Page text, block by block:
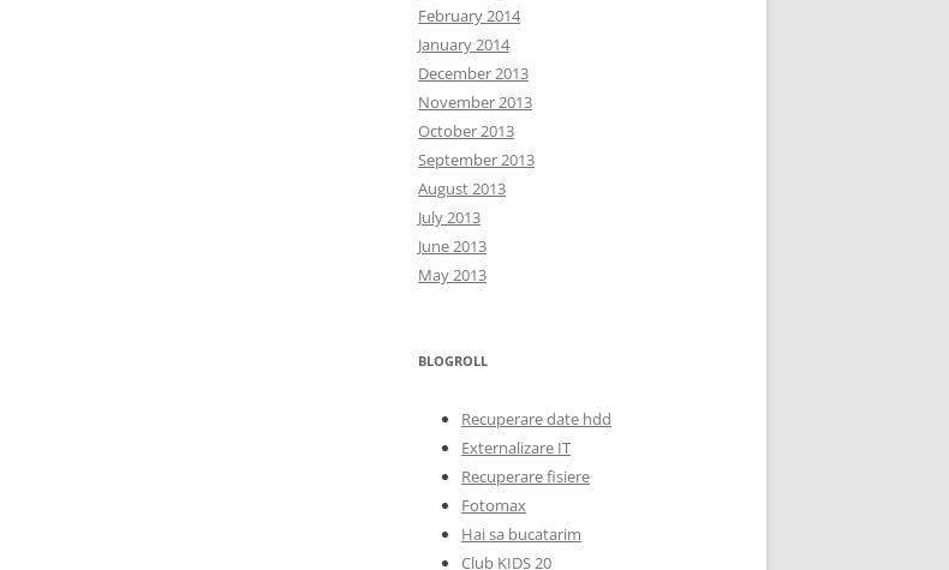
February 2014
January 2014
December 2013
November 2013
October 2013
September 2013
August 2013
July 2013
June 2013
May 2013
BLOGROLL
Recuperare date hdd
Externalizare IT
Recuperare fisiere
Fotomax
Hai sa bucatarim
Club KIDS 20